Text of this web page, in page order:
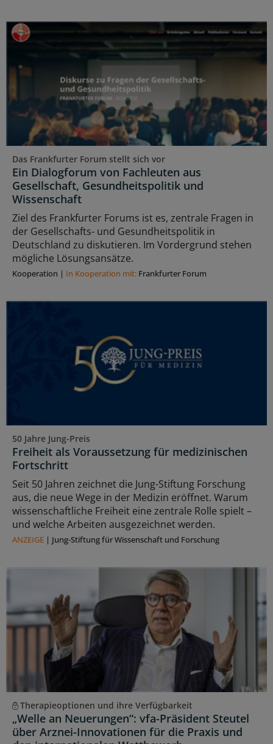
Das Frankfurter Forum stellt sich vor
Ein Dialogforum von Fachleuten aus
Gesellschaft, Gesundheitspolitik und
Wissenschaft
Ziel des Frankfurter Forums ist es, zentrale Fragen in
der Gesellschafts- und Gesundheitspolitik in
Deutschland zu diskutieren. Im Vordergrund stehen
mögliche Lösungsansätze.
Kooperation | In Kooperation mit: Frankfurter Forum
50 Jahre Jung-Preis
Freiheit als Voraussetzung für medizinischen
Fortschritt
Seit 50 Jahren zeichnet die Jung-Stiftung Forschung
aus, die neue Wege in der Medizin eröffnet. Warum
wissenschaftliche Freiheit eine zentrale Rolle spielt –
und welche Arbeiten ausgezeichnet werden.
ANZEIGE | Jung-Stiftung für Wissenschaft und Forschung
Therapieoptionen und ihre Verfügbarkeit
„Welle an Neuerungen“: vfa-Präsident Steutel
über Arznei-Innovationen für die Praxis und